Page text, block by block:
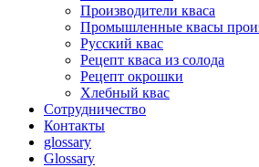
Производители кваса
Промышленные квасы
Русский квас
Рецепт кваса из солода
Рецепт окрошки
Хлебный квас
Сотрудничество
Контакты
glossary
Glossary